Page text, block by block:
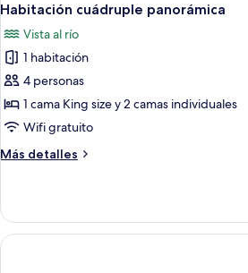
Habitación cuádruple panorámica
Vista al río
1 habitación
4 personas
1 cama King size y 2 camas individuales
Wifi gratuito
Más detalles
Más
cuádruple
panorámica